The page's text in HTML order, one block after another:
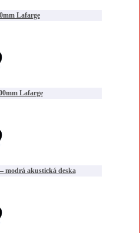
Lafarge
Lafarge
modrá akustická deska